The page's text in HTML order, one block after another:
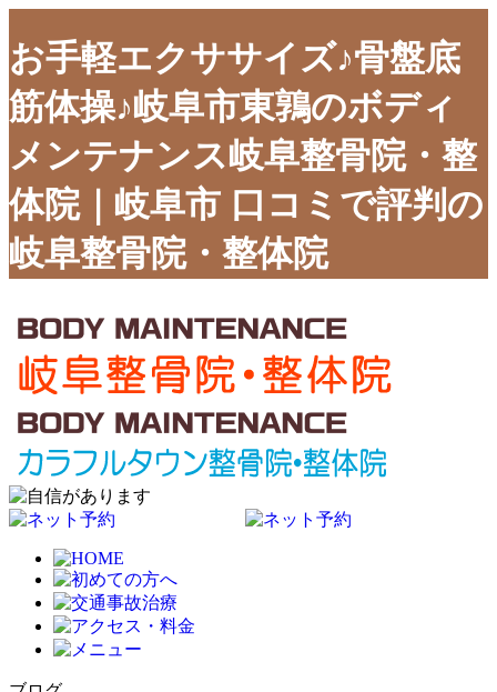
お手軽エクササイズ♪骨盤底
筋体操♪岐阜市東鶉のボディ
メンテナンス岐阜整骨院・整
体院｜岐阜市 口コミで評判の
岐阜整骨院・整体院